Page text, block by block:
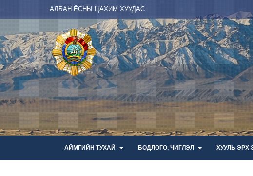
АЛБАН ЁСНЫ ЦАХИМ ХУУДАС
АЙМГИЙН ТУХАЙ БОДЛОГО, ЧИГЛЭЛ ХУУЛЬ ЭРХ